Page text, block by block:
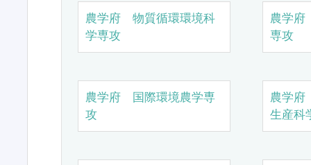
農学府 物質循環環境科
学専攻
農学
専攻
農学府 国際環境農学専
攻
農学
生産科